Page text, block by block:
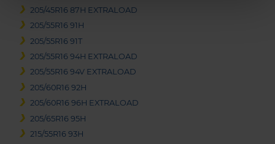
205/45R16 87H EXTRALOAD
205/55R16 91H
205/55R16 91T
205/55R16 94H EXTRALOAD
205/55R16 94V EXTRALOAD
205/60R16 92H
205/60R16 96H EXTRALOAD
205/65R16 95H
215/55R16 93H